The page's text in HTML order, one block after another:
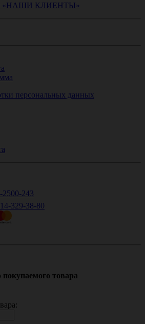
«НАШИ КЛИЕНТЫ»
персональных данных
2500-243
329-38-80
товара